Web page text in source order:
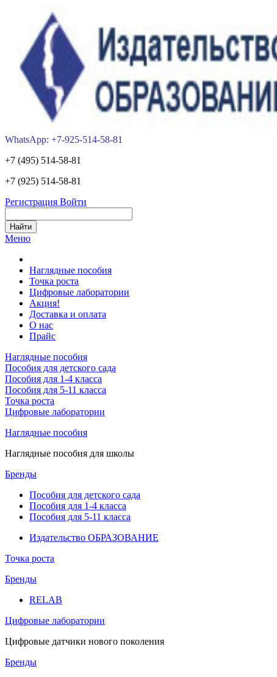
WhatsApp: +7-925-514-58-81
+7 (495) 514-58-81
+7 (925) 514-58-81
Регистрация Войти
Меню
Наглядные пособия
Точка роста
Цифровые лаборатории
Акция!
Доставка и оплата
О нас
Прайс
Наглядные пособия
Пособия для детского сада
Пособия для 1-4 класса
Пособия для 5-11 класса
Точка роста
Цифровые лаборатории
Наглядные пособия
Наглядные пособия для школы
Бренды
Пособия для детского сада
Пособия для 1-4 класса
Пособия для 5-11 класса
Издательство ОБРАЗОВАНИЕ
Точка роста
Бренды
RELAB
Цифровые лаборатории
Цифровые датчики нового поколения
Бренды